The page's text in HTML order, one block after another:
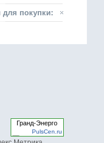
для покупки:
Гранд-Энерго
PulsCen.ru